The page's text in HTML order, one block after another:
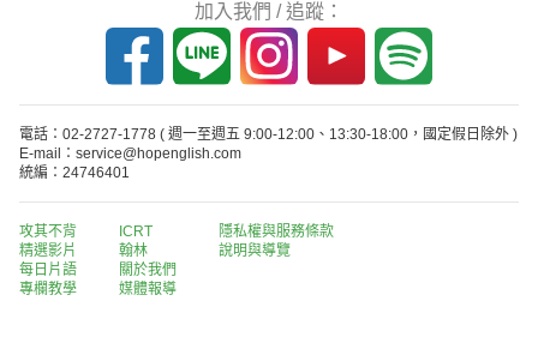
加入我們 / 追蹤：
電話：02-2727-1778 ( 週一至週五 9:00-12:00、13:30-18:00，國定假日除外 )
E-mail：service@hopenglish.com
統編：24746401
攻其不背
精選影片
每日片語
專欄教學
ICRT
翰林
關於我們
媒體報導
隱私權與服務條款
說明與導覽